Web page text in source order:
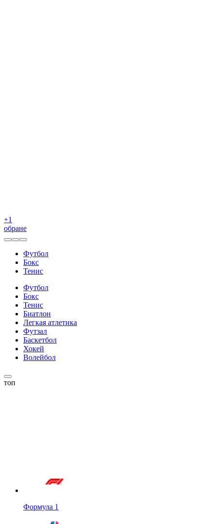
+1
обране
Футбол
Бокс
Тенис
Футбол
Бокс
Тенис
Биатлон
Легкая атлетика
Футзал
Баскетбол
Хокей
Волейбол
топ
Формула 1